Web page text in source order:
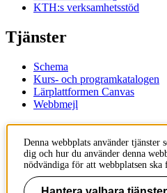
KTH:s verksamhetsstöd
Tjänster
Schema
Kurs- och programkatalogen
Lärplattformen Canvas
Webbmejl
KTH
100 44 Stockholm
+46 8 790 60 00
Denna webbplats använder
dig och hur du använder denna
nödvändiga för att webbplatsen ska